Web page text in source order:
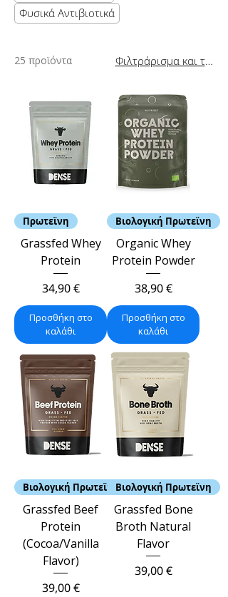
Φυσικά Αντιβιοτικά
25 προϊόντα Φιλτράρισμα και
Πρωτεϊνη
Grassfed Whey
Protein
Τιμή
34,90 €
Προσθήκη στο
καλάθι
Βιολογική Πρωτεϊνη
Organic Whey
Protein Powder
Τιμή
38,90 €
Προσθήκη στο
καλάθι
Βιολογική Πρωτεϊνη
Grassfed Beef
Protein
(Cocoa/Vanilla
Flavor)
Τιμή
39,00 €
Βιολογική Πρωτεϊνη
Grassfed Bone
Broth Natural
Flavor
Τιμή
39,00 €